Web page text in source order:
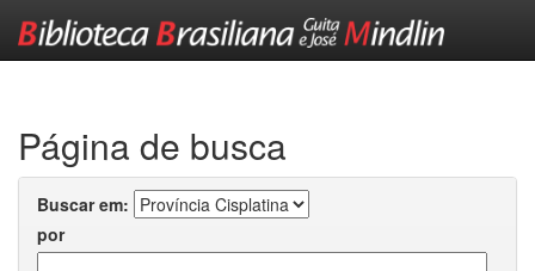
Página de busca
Buscar em:
por